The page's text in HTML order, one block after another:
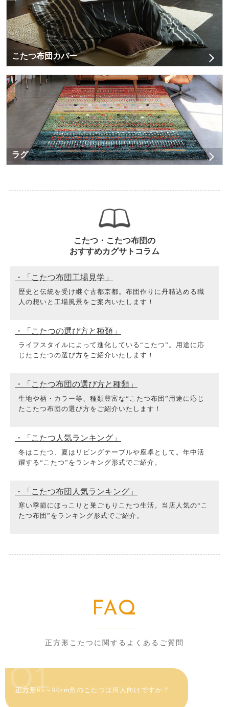
こたつ布団カバー
ラグ
こたつ・こたつ布団の
おすすめカグサトコラム
・「こたつ布団工場見学」
歴史と伝統を受け継ぐ古都京都。布団作りに丹精込める職
人の想いと工場風景をご案内いたします！
・「こたつの選び方と種類」
ライフスタイルによって進化している“こたつ”。用途に応
じたこたつの選び方をご紹介いたします！
・「こたつ布団の選び方と種類」
生地や柄・カラー等、種類豊富な“こたつ布団”用途に応じ
たこたつ布団の選び方をご紹介いたします！
・「こたつ人気ランキング」
冬はこたつ、夏はリビングテーブルや座卓として。年中活
躍する“こたつ”をランキング形式でご紹介。
・「こたつ布団人気ランキング」
寒い季節にほっこりと巣ごもりこたつ生活。当店人気の“こ
たつ布団”をランキング形式でご紹介。
FAQ
正方形こたつに関するよくあるご質問
Q1
正方形65～90cm角のこたつは何人向けですか？